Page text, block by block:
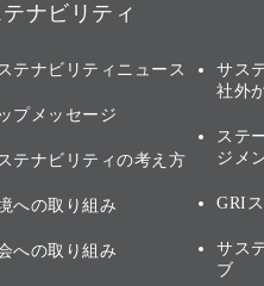
ナビリティ
テナビリティニュース
プメッセージ
テナビリティの考え方
への取り組み
への取り組み
サス
社外
ステ
ジメ
GRI
サス
ブ